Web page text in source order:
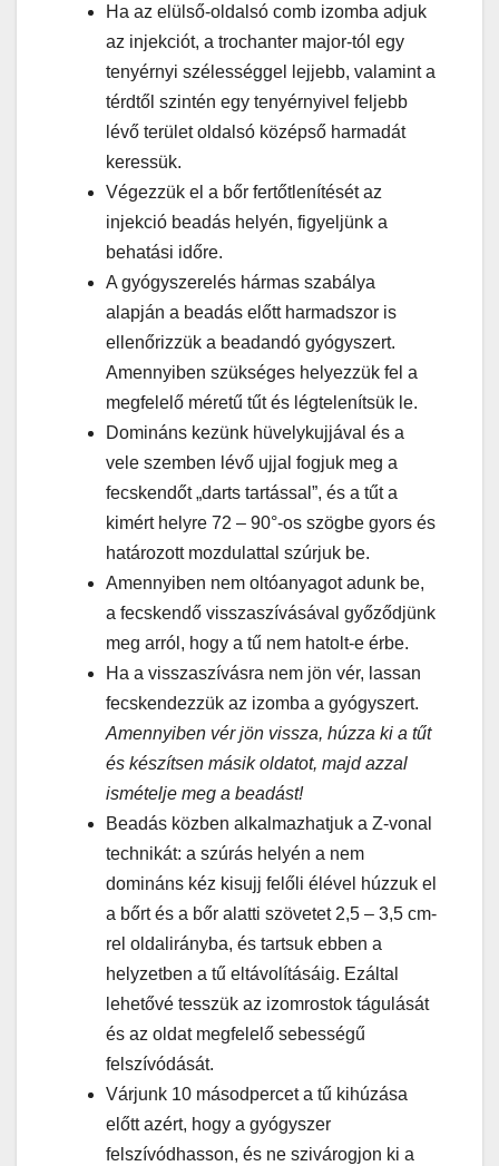
Ha az elülső-oldalsó comb izomba adjuk
az injekciót, a trochanter major-tól egy
tenyérnyi szélességgel lejjebb, valamint a
térdtől szintén egy tenyérnyivel feljebb
lévő terület oldalsó középső harmadát
keressük.
Végezzük el a bőr fertőtlenítését az
injekció beadás helyén, figyeljünk a
behatási időre.
A gyógyszerelés hármas szabálya
alapján a beadás előtt harmadszor is
ellenőrizzük a beadandó gyógyszert.
Amennyiben szükséges helyezzük fel a
megfelelő méretű tűt és légtelenítsük le.
Domináns kezünk hüvelykujjával és a
vele szemben lévő ujjal fogjuk meg a
fecskendőt „darts tartással”, és a tűt a
kimért helyre 72 – 90°-os szögbe gyors és
határozott mozdulattal szúrjuk be.
Amennyiben nem oltóanyagot adunk be,
a fecskendő visszaszívásával győződjünk
meg arról, hogy a tű nem hatolt-e érbe.
Ha a visszaszívásra nem jön vér, lassan
fecskendezzük az izomba a gyógyszert.
Amennyiben vér jön vissza, húzza ki a tűt
és készítsen másik oldatot, majd azzal
ismételje meg a beadást!
Beadás közben alkalmazhatjuk a Z-vonal
technikát: a szúrás helyén a nem
domináns kéz kisujj felőli élével húzzuk el
a bőrt és a bőr alatti szövetet 2,5 – 3,5 cm-
rel oldalirányba, és tartsuk ebben a
helyzetben a tű eltávolításáig. Ezáltal
lehetővé tesszük az izomrostok tágulását
és az oldat megfelelő sebességű
felszívódását.
Várjunk 10 másodpercet a tű kihúzása
előtt azért, hogy a gyógyszer
felszívódhasson, és ne szivárogjon ki a